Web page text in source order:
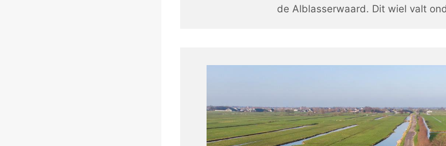
de Alblasserwaard. Dit wiel valt